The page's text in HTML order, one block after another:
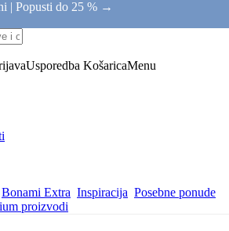
| Popusti do 25 % →
Usporedba KošaricaMenu
Bonami Extra Inspiracija Posebne ponude
proizvodi